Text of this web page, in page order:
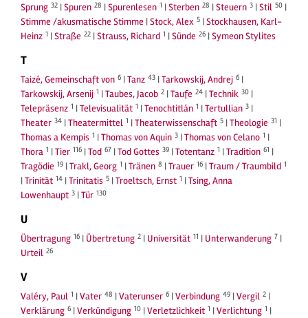
Sprung 32 |Spuren 28 |Spurenlesen 1 |Sterben 28 |Steuern 3 |Stil 50 |
Stimme /akusmatische Stimme |Stock, Alex 5 |Stockhausen, Karl-
Heinz 1 |Straße 22 |Strauss, Richard 1 |Sünde 26 |Symeon Stylites
T
Taizé, Gemeinschaft von 6 |Tanz 43 |Tarkowskij, Andrej 6 |
Tarkowskij, Arsenij 1 |Taubes, Jacob 2 |Taufe 24 |Technik 30 |
Telepräsenz 1 |Televisualität 1 |Tenochtitlán 1 |Tertullian 3 |
Theater 34 |Theatermittel 1 |Theaterwissenschaft 5 |Theologie 31 |
Thomas a Kempis 1 |Thomas von Aquin 3 |Thomas von Celano 1 |
Thora 1 |Tier 116 |Tod 67 |Tod Gottes 39 |Totentanz 1 |Tradition 61 |
Tragödie 19 |Trakl, Georg 1 |Tränen 8 |Trauer 16 |Traum / Traumbild 1
|Trinität 14 |Trinitatis 5 |Troeltsch, Ernst 1 |Tsing, Anna
Lowenhaupt 3 |Tür 130
U
Übertragung 16 | Übertretung 2 | Universität 11 | Unterwanderung 7 |
Urteil 26
V
Valéry, Paul 1 |Vater 48 |Vaterunser 6 |Verbindung 49 |Vergil 2 |
Verklärung 6 |Verkündigung 10 |Verletzlichkeit 1 |Verlichtung 1 |